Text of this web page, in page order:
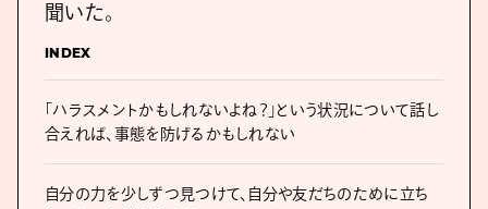
聞いた。
INDEX
「ハラスメントかもしれないよね？」という状況について話し
合えれば、事態を防げるかもしれない
自分の力を少しずつ見つけて、自分や友だちのために立ち